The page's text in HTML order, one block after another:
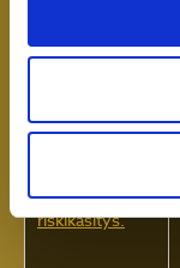
Vääristynyt
riskikäsitys.